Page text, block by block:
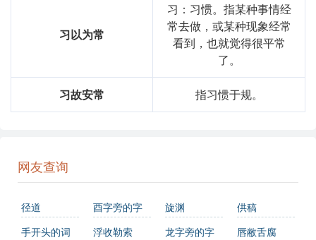
习以为常
习：习惯。指某种事情经
常去做，或某种现象经常
看到，也就觉得很平常
了。
习故安常 指习惯于规。
网友查询
径道 酉字旁的字 旋渊
供稿
手开头的词
浮收勒索 龙字旁的字
唇敝舌腐